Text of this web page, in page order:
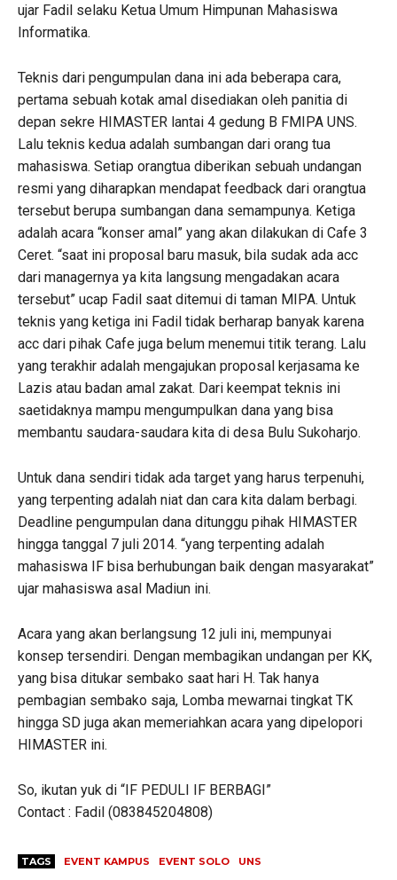
ujar Fadil selaku Ketua Umum Himpunan Mahasiswa
Informatika.
Teknis dari pengumpulan dana ini ada beberapa cara,
pertama sebuah kotak amal disediakan oleh panitia di
depan sekre HIMASTER lantai 4 gedung B FMIPA UNS.
Lalu teknis kedua adalah sumbangan dari orang tua
mahasiswa. Setiap orangtua diberikan sebuah undangan
resmi yang diharapkan mendapat feedback dari orangtua
tersebut berupa sumbangan dana semampunya. Ketiga
adalah acara “konser amal” yang akan dilakukan di Cafe 3
Ceret. “saat ini proposal baru masuk, bila sudak ada acc
dari managernya ya kita langsung mengadakan acara
tersebut” ucap Fadil saat ditemui di taman MIPA. Untuk
teknis yang ketiga ini Fadil tidak berharap banyak karena
acc dari pihak Cafe juga belum menemui titik terang. Lalu
yang terakhir adalah mengajukan proposal kerjasama ke
Lazis atau badan amal zakat. Dari keempat teknis ini
saetidaknya mampu mengumpulkan dana yang bisa
membantu saudara-saudara kita di desa Bulu Sukoharjo.
Untuk dana sendiri tidak ada target yang harus terpenuhi,
yang terpenting adalah niat dan cara kita dalam berbagi.
Deadline pengumpulan dana ditunggu pihak HIMASTER
hingga tanggal 7 juli 2014. “yang terpenting adalah
mahasiswa IF bisa berhubungan baik dengan masyarakat”
ujar mahasiswa asal Madiun ini.
Acara yang akan berlangsung 12 juli ini, mempunyai
konsep tersendiri. Dengan membagikan undangan per KK,
yang bisa ditukar sembako saat hari H. Tak hanya
pembagian sembako saja, Lomba mewarnai tingkat TK
hingga SD juga akan memeriahkan acara yang dipelopori
HIMASTER ini.
So, ikutan yuk di “IF PEDULI IF BERBAGI”
Contact : Fadil (083845204808)
TAGS EVENT KAMPUS EVENT SOLO UNS